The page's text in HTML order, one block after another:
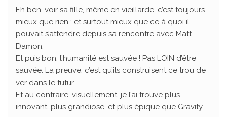
Eh ben, voir sa fille, même en vieillarde, c’est toujours
mieux que rien ; et surtout mieux que ce à quoi il
pouvait s’attendre depuis sa rencontre avec Matt
Damon.
Et puis bon, l’humanité est sauvée ! Pas LOIN d’être
sauvée. La preuve, c’est qu’ils construisent ce trou de
ver dans le futur.
Et au contraire, visuellement, je l’ai trouve plus
innovant, plus grandiose, et plus épique que Gravity.